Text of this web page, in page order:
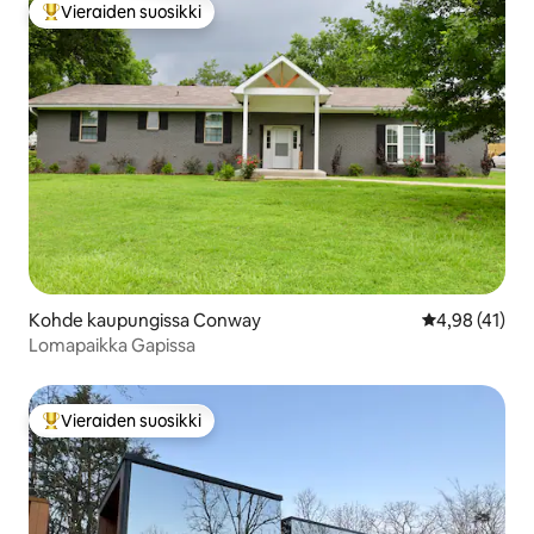
Vieraiden suosikkien parhaimmistoa
Vieraiden suosikki
Kohde kaupungissa Conway
4,98 (41)
Lomapaikka Gapissa
Vieraiden suosikkien parhaimmistoa
Vieraiden suosikki